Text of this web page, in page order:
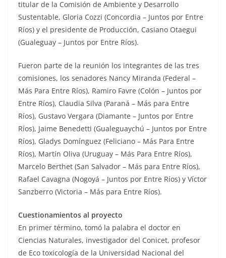
titular de la Comisión de Ambiente y Desarrollo
Sustentable, Gloria Cozzi (Concordia – Juntos por Entre
Ríos) y el presidente de Producción, Casiano Otaegui
(Gualeguay – Juntos por Entre Ríos).
Fueron parte de la reunión los integrantes de las tres
comisiones, los senadores Nancy Miranda (Federal –
Más Para Entre Ríos), Ramiro Favre (Colón – Juntos por
Entre Ríos), Claudia Silva (Paraná – Más para Entre
Ríos), Gustavo Vergara (Diamante – Juntos por Entre
Ríos), Jaime Benedetti (Gualeguaychú – Juntos por Entre
Ríos), Gladys Domínguez (Feliciano – Más Para Entre
Ríos), Martín Oliva (Uruguay – Más Para Entre Ríos),
Marcelo Berthet (San Salvador – Más para Entre Ríos),
Rafael Cavagna (Nogoyá – Juntos por Entre Ríos) y Víctor
Sanzberro (Victoria – Más para Entre Ríos).
Cuestionamientos al proyecto
En primer término, tomó la palabra el doctor en
Ciencias Naturales, investigador del Conicet, profesor
de Eco toxicología de la Universidad Nacional del